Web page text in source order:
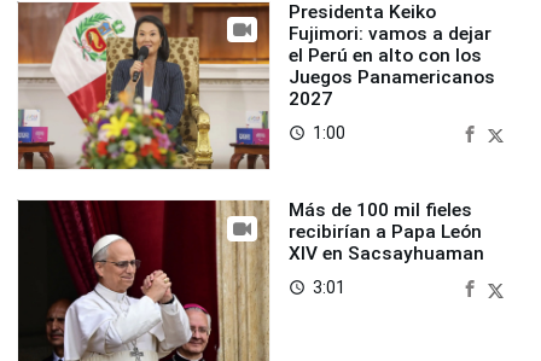
Presidenta Keiko
Fujimori: vamos a dejar
el Perú en alto con los
Juegos Panamericanos
2027
access_time 1:00
Más de 100 mil fieles
recibirían a Papa León
XIV en Sacsayhuaman
access_time 3:01